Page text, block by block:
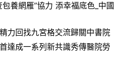
養網雁”協力 添幸福底色_中國
力回找九宮格交流歸關中書院
達成一系列新共識秀傳醫院勞